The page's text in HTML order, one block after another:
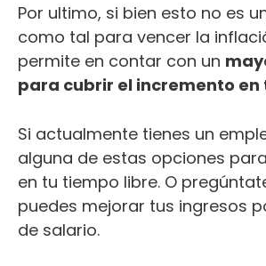
Por ultimo, si bien esto no es
como tal para vencer la
permite en contar con un
para cubrir el incremento en
Si actualmente tienes un
alguna de estas opciones
en tu tiempo libre. O
puedes mejorar tus ingresos
de salario.